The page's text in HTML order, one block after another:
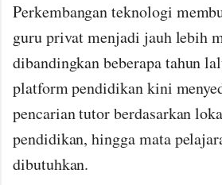
Perkembangan teknologi
guru privat menjadi jauh lebih
dibandingkan beberapa tahun
platform pendidikan kini
pencarian tutor berdasarkan
pendidikan, hingga mata
dibutuhkan.